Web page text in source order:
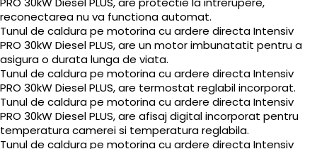
reconectarea nu va functiona automat.
Tunul de caldura pe motorina cu ardere directa Intensiv
PRO 30kW Diesel PLUS, are un motor imbunatatit pentru a
asigura o durata lunga de viata.
Tunul de caldura pe motorina cu ardere directa Intensiv
PRO 30kW Diesel PLUS, are termostat reglabil incorporat.
Tunul de caldura pe motorina cu ardere directa Intensiv
PRO 30kW Diesel PLUS, are afisaj digital incorporat pentru
temperatura camerei si temperatura reglabila.
Tunul de caldura pe motorina cu ardere directa Intensiv